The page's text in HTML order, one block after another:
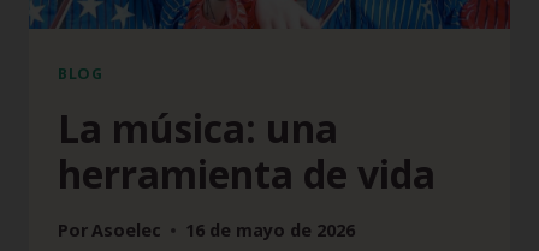
BLOG
La música: una
herramienta de vida
PorAsoelec 16 de mayo de 2026